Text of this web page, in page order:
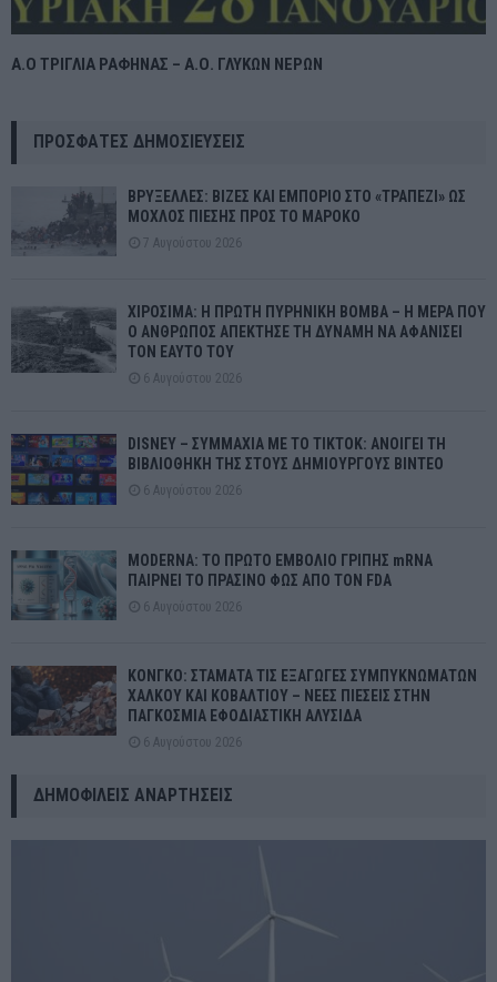
Α.Ο ΤΡΙΓΛΙΑ ΡΑΦΗΝΑΣ – Α.Ο. ΓΛΥΚΩΝ ΝΕΡΩΝ
ΠΡΌΣΦΑΤΕΣ ΔΗΜΟΣΙΕΎΣΕΙΣ
ΒΡΥΞΕΛΛΕΣ: ΒΙΖΕΣ ΚΑΙ ΕΜΠΟΡΙΟ ΣΤΟ «ΤΡΑΠΕΖΙ» ΩΣ
ΜΟΧΛΟΣ ΠΙΕΣΗΣ ΠΡΟΣ ΤΟ ΜΑΡΟΚΟ
7 Αυγούστου 2026
ΧΙΡΟΣΙΜΑ: Η ΠΡΩΤΗ ΠΥΡΗΝΙΚΗ ΒΟΜΒΑ – Η ΜΕΡΑ ΠΟΥ
Ο ΑΝΘΡΩΠΟΣ ΑΠΕΚΤΗΣΕ ΤΗ ΔΥΝΑΜΗ ΝΑ ΑΦΑΝΙΣΕΙ
ΤΟΝ ΕΑΥΤΟ ΤΟΥ
6 Αυγούστου 2026
DISNEY – ΣΥΜΜΑΧΙΑ ΜΕ ΤΟ TIKTOK: ΑΝΟΙΓΕΙ ΤΗ
ΒΙΒΛΙΟΘΗΚΗ ΤΗΣ ΣΤΟΥΣ ΔΗΜΙΟΥΡΓΟΥΣ ΒΙΝΤΕΟ
6 Αυγούστου 2026
MODERNA: ΤΟ ΠΡΩΤΟ ΕΜΒΟΛΙΟ ΓΡΙΠΗΣ mRNA
ΠΑΙΡΝΕΙ ΤΟ ΠΡΑΣΙΝΟ ΦΩΣ ΑΠΟ ΤΟΝ FDA
6 Αυγούστου 2026
ΚΟΝΓΚΟ: ΣΤΑΜΑΤΑ ΤΙΣ ΕΞΑΓΩΓΕΣ ΣΥΜΠΥΚΝΩΜΑΤΩΝ
ΧΑΛΚΟΥ ΚΑΙ ΚΟΒΑΛΤΙΟΥ – ΝΕΕΣ ΠΙΕΣΕΙΣ ΣΤΗΝ
ΠΑΓΚΟΣΜΙΑ ΕΦΟΔΙΑΣΤΙΚΗ ΑΛΥΣΙΔΑ
6 Αυγούστου 2026
ΔΗΜΟΦΙΛΕΊΣ ΑΝΑΡΤΉΣΕΙΣ